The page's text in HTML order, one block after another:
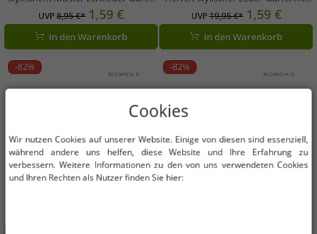
Fan-Artikel BT106248HIM4
Weiß/Schwarz
UVP8,95 €* 1,59 €
In den Warenkorb
Logo-Schnalle Freizeit-Gürtel Braun
UVP19,95 €* 1,59 €
In den Warenkorb
-82% -82%
Cookies
Wir nutzen Cookies auf unserer Website. Einige von diesen sind essenziell,
während andere uns helfen, diese Website und Ihre Erfahrung zu
verbessern. Weitere Informationen zu den von uns verwendeten Cookies
und Ihren Rechten als Nutzer finden Sie hier: